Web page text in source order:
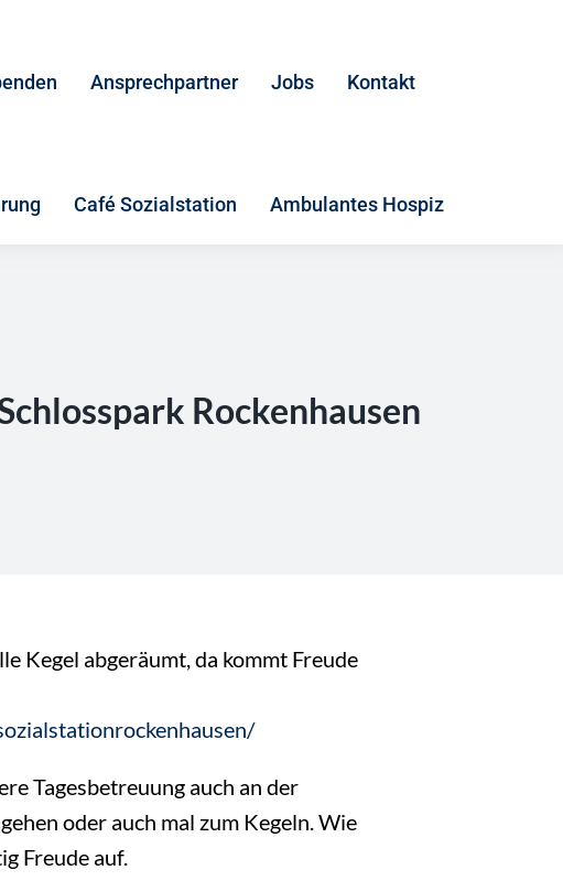
Ansprechpartner Jobs Kontakt
Café Sozialstation Ambulantes Hospiz
Rockenhausen
Kegel abgeräumt, da kommt Freude
Tagesbetreuung auch an der
oder auch mal zum Kegeln. Wie
Freude auf.